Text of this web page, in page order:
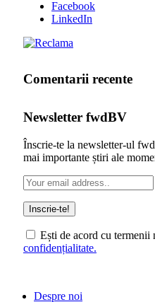
Facebook
LinkedIn
Comentarii recente
Newsletter fwdBV
Înscrie-te la newsletter-ul
mai importante știri ale
Ești de acord cu termenii
confidențialitate.
Despre noi